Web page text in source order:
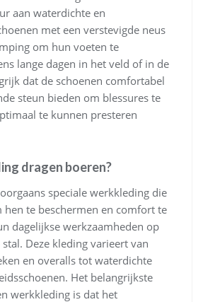
aan waterdichte en
met een verstevigde neus
om hun voeten te
lange dagen in het veld of in de
dat de schoenen comfortabel
steun bieden om blessures te
te kunnen presteren
dragen boeren?
speciale werkkleding die
te beschermen en comfort te
dagelijkse werkzaamheden op
Deze kleding varieert van
en overalls tot waterdichte
Het belangrijkste
werkkleding is dat het